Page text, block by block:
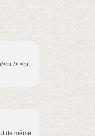
<br /> <br
de même